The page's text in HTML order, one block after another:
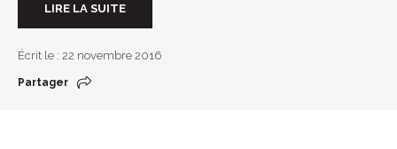
LIRE LA SUITE
Écrit le : 22 novembre 2016
Partager